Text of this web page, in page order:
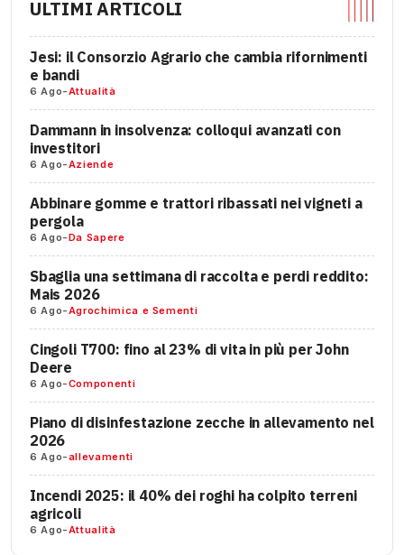
ULTIMI ARTICOLI
Jesi: il Consorzio Agrario che cambia rifornimenti
e bandi
6 Ago-Attualità
Dammann in insolvenza: colloqui avanzati con
investitori
6 Ago-Aziende
Abbinare gomme e trattori ribassati nei vigneti a
pergola
6 Ago-Da Sapere
Sbaglia una settimana di raccolta e perdi reddito:
Mais 2026
6 Ago-Agrochimica e Sementi
Cingoli T700: fino al 23% di vita in più per John
Deere
6 Ago-Componenti
Piano di disinfestazione zecche in allevamento nel
2026
6 Ago-allevamenti
Incendi 2025: il 40% dei roghi ha colpito terreni
agricoli
6 Ago-Attualità